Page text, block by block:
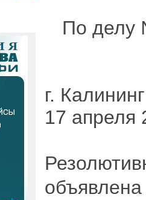
По делу
г.
17 апреля